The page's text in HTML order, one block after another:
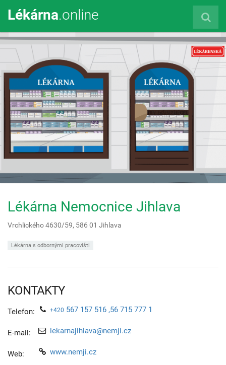
Lékárna.online
Lékárna Nemocnice Jihlava
Vrchlického 4630/59, 586 01 Jihlava
Lékárna s odbornými pracovišti
KONTAKTY
Telefon: +420 567 157 516 ,56 715 777 1
E-mail: lekarnajihlava@nemji.cz
Web: www.nemji.cz